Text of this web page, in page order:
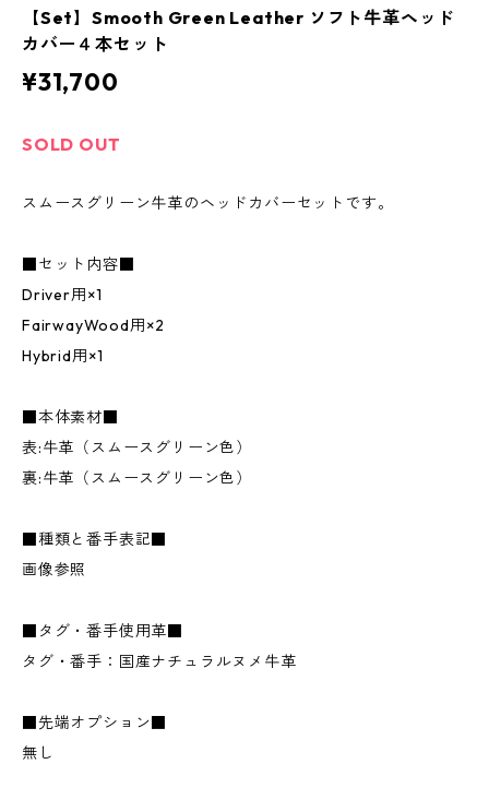
【Set】Smooth Green Leather ソフト牛革ヘッド
カバー４本セット
¥31,700
SOLD OUT
スムースグリーン牛革のヘッドカバーセットです。
■セット内容■
Driver用×1
FairwayWood用×2
Hybrid用×1
■本体素材■
表:牛革（スムースグリーン色）
裏:牛革（スムースグリーン色）
■種類と番手表記■
画像参照
■タグ・番手使用革■
タグ・番手：国産ナチュラルヌメ牛革
■先端オプション■
無し